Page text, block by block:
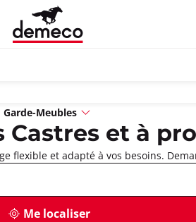
Garde-Meubles
Castres et à
flexible et adapté à vos besoins.
Me localiser